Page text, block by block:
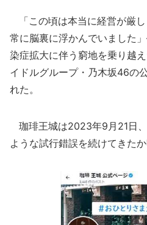
「この頃は本当に経営が厳
常に脳裏に浮かんでいました
染症拡大に伴う窮地を乗り越
イドルグループ・乃木坂46の
れた。
珈琲王城は2023年9月21日
ような試行錯誤を続けてきたか